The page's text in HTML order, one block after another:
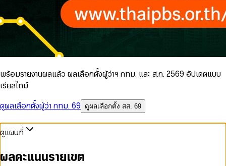
พร้อมรายงานผลแล้ว ผลเลือกตั้งผู้ว่าฯ กทม. และ ส.ก. 2569 อัปเดตแบบ
เรียลไทม์
ดูผลเลือกตั้งผู้ว่า กทม. 69
ดูผลเลือกตั้ง สส. 69
ดูแผนที่
ผลคะแนนรายเขต